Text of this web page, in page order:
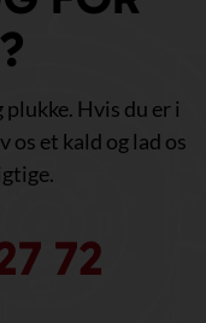
Hvis du er i
os et kald og lad os
72